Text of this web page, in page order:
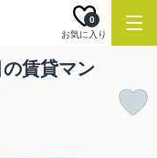
お気に入り
0
賃貸マン